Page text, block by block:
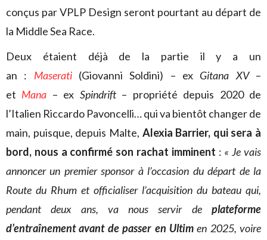
conçus par VPLP Design seront pourtant au départ de
la Middle Sea Race.
Deux étaient déjà de la partie il y a un
an : Maserati(Giovanni Soldini) – ex Gitana XV–
et Mana – ex Spindrift– propriété depuis 2020 de
l’Italien Riccardo Pavoncelli… qui va bientôt changer de
main, puisque, depuis Malte, Alexia Barrier, qui sera à
bord, nous a confirmé son rachat imminent : « Je vais
annoncer un premier sponsor à l’occasion du départ de la
Route du Rhum et officialiser l’acquisition du bateau qui,
pendant deux ans, va nous servir de plateforme
d’entraînement avant de passer en Ultimen 2025, voire